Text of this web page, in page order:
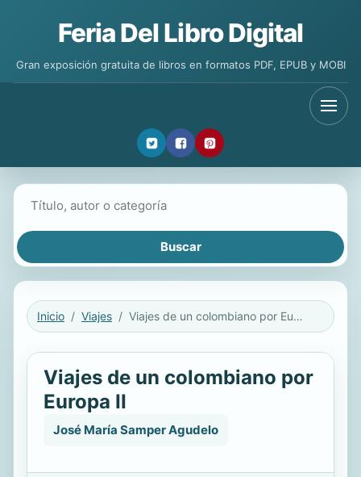
Feria Del Libro Digital
Gran exposición gratuita de libros en formatos PDF, EPUB y MOBI
Inicio Viajes Viajes de un colombiano por Europa II
Viajes de un colombiano por
Europa II
José María Samper Agudelo